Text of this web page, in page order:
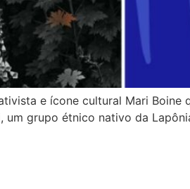
e ícone cultural Mari
grupo étnico nativo da